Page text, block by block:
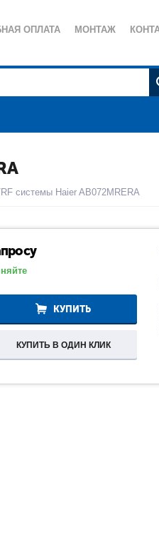
ОПЛАТА МОНТАЖ
системы Haier AB072MRERA
КУПИТЬ
КУПИТЬ В ОДИН КЛИК